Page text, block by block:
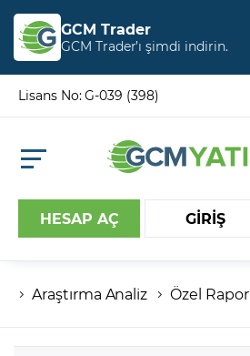
GCM Trader
GCM Trader’ı şimdi indirin.
Lisans No: G-039 (398)
HESAP AÇ GİRİŞ
Hesap numaranız
Şifreniz
Araştırma Analiz Özel Rapor